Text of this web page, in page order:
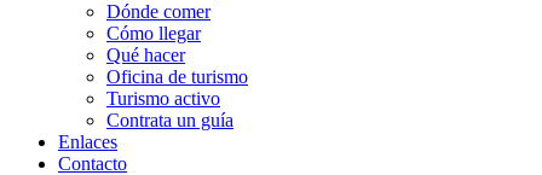
Dónde comer
Cómo llegar
Qué hacer
Oficina de turismo
Turismo activo
Contrata un guía
Enlaces
Contacto